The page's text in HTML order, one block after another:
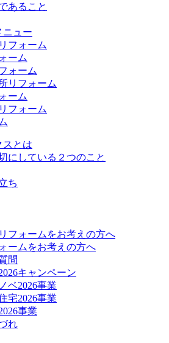
あること
ニュー
フォーム
ーム
ォーム
リフォーム
ーム
フォーム
スとは
にしている２つのこと
ち
フォームをお考えの方へ
ームをお考えの方へ
問
キャンペーン
ベ2026事業
宅2026事業
事業
れ